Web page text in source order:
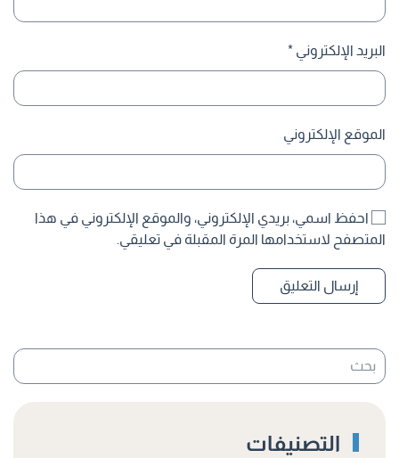
البريد الإلكتروني *
الموقع الإلكتروني
احفظ اسمي، بريدي الإلكتروني، والموقع الإلكتروني في هذا
المتصفح لاستخدامها المرة المقبلة في تعليقي.
إرسال التعليق
التصنيفات